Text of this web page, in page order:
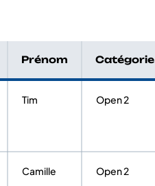
Prénom Catégorie
Tim Open 2
Camille Open 2